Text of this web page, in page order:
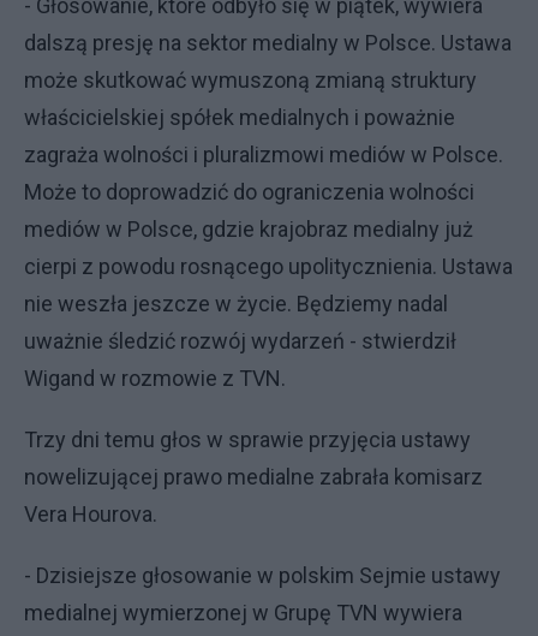
- Głosowanie, które odbyło się w piątek, wywiera
dalszą presję na sektor medialny w Polsce. Ustawa
może skutkować wymuszoną zmianą struktury
właścicielskiej spółek medialnych i poważnie
zagraża wolności i pluralizmowi mediów w Polsce.
Może to doprowadzić do ograniczenia wolności
mediów w Polsce, gdzie krajobraz medialny już
cierpi z powodu rosnącego upolitycznienia. Ustawa
nie weszła jeszcze w życie. Będziemy nadal
uważnie śledzić rozwój wydarzeń - stwierdził
Wigand w rozmowie z TVN.
Trzy dni temu głos w sprawie przyjęcia ustawy
nowelizującej prawo medialne zabrała komisarz
Vera Hourova.
- Dzisiejsze głosowanie w polskim Sejmie ustawy
medialnej wymierzonej w Grupę TVN wywiera